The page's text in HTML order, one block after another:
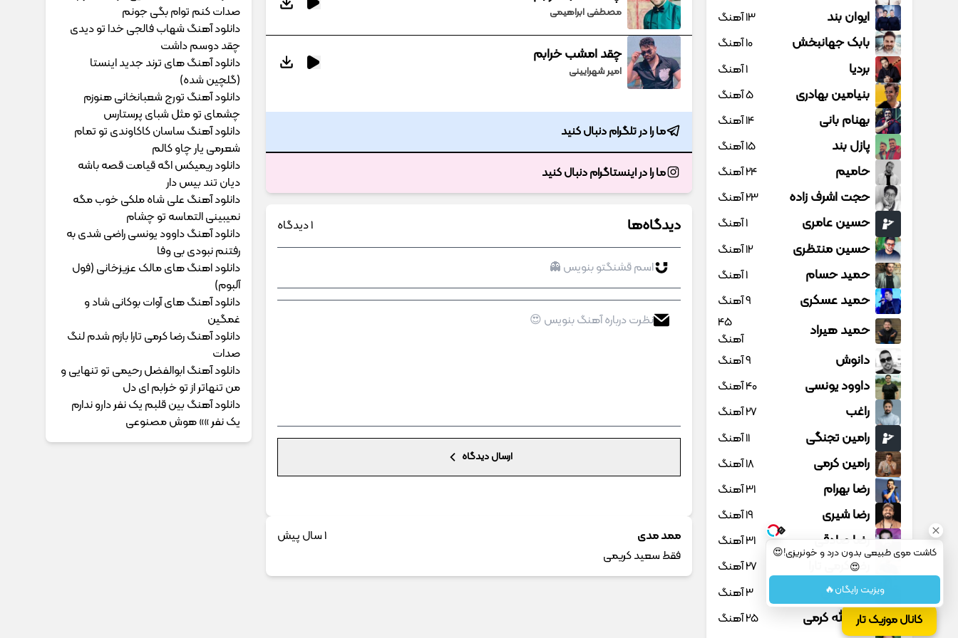
کانال موزیک تار
مصطفی ابراهیمی
چقد امشب خرابم
امیر شهرایینی
ما را در تلگرام دنبال کنید
ما را در اینستاگرام دنبال کنید
دیدگاه‌ها 1 دیدگاه
ارسال دیدگاه
ممد مدی
1 سال پیش
فقط سعید کریمی
ایوان بند 13 آهنگ
بابک جهانبخش 10 آهنگ
بردیا 1 آهنگ
بنیامین بهادری 5 آهنگ
بهنام بانی 14 آهنگ
پازل بند 15 آهنگ
حامیم 24 آهنگ
حجت اشرف زاده 23 آهنگ
حسین عامری 1 آهنگ
حسین منتظری 12 آهنگ
حمید حسام 1 آهنگ
حمید عسکری 9 آهنگ
حمید هیراد
45
آهنگ
دانوش 9 آهنگ
داوود یونسی 40 آهنگ
راغب 27 آهنگ
رامین تجنگی 11 آهنگ
رامین کرمی 18 آهنگ
رضا بهرام 31 آهنگ
رضا شیری 19 آهنگ
رضا صادقی 31 آهنگ
رضا کرمی تارا 27 آهنگ
رضا یزدانی 3 آهنگ
روح الله کرمی 25 آهنگ
ﺻﺪات ﻛﻨﻢ ﺗﻮام ﺑﮕﻰ ﺟﻮﻧﻢ
دانلود آهنگ شهاب فالجی خدا تو دیدی
چقد دوسم داشت
دانلود آهنگ های ترند جدید اینستا
(گلچین شده)
دانلود آهنگ تورج شعبانخانی هنوزم
چشمای تو مثل شبای پرستارس
دانلود آهنگ ساسان کاکاوندی تو تمام
شعرمی یار چاو کالم
دانلود ریمیکس اگه قیامت قصه باشه
دیان تند بیس دار
دانلود آهنگ علی شاه ملکی خوب مگه
نمیبینی التماسه تو چشام
دانلود آهنگ داوود یونسی راﺿﻰ ﺷﺪی ﺑﻪ
رﻓﺘﻨﻢ ﻧﺒﻮدی ﺑﻰ وﻓﺎ
دانلود اهنگ های مالک عزیزخانی (فول
آلبوم)
دانلود آهنگ های آوات بوکانی شاد و
غمگین
دانلود آهنگ رضا کرمی تارا بازم شدم لنگ
صدات
دانلود آهنگ ابوالفضل رحیمی ﺗﻮ ﺗﻨﻬﺎﻳﻰ و
ﻣﻦ ﺗﻨﻬﺎﺗﺮ از ﺗﻮ ﺧﺮاﺑﻢ ای دل
دانلود آهنگ بین قلبم یک نفر دارو ندارم
یک نفر »» هوش مصنوعی
کاشت موی طبیعی بدون درد و خونریزی!😍
😍
ویزیت رایگان🔥